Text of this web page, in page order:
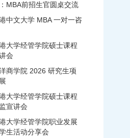
MBA前招生官圆桌交流
中文大学 MBA 一对一咨
大学经管学院硕士课程
会
商学院 2026 研究生项
大学经管学院硕士课程
宣讲会
大学经管学院职业发展
生活动分享会